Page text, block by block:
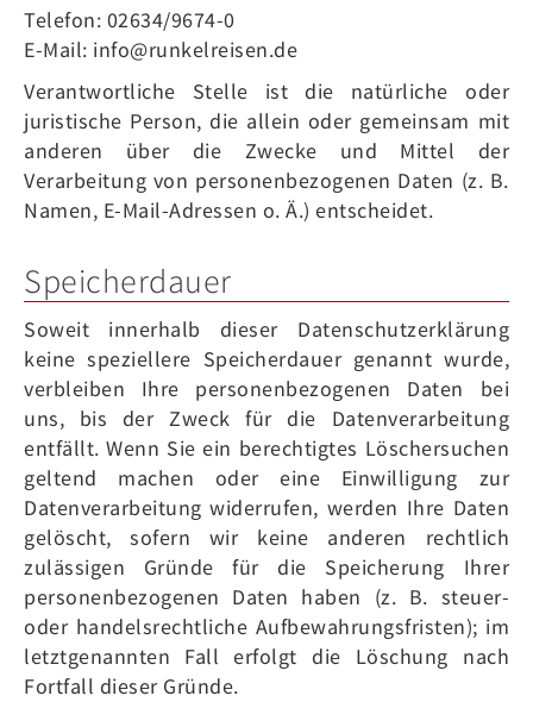
Telefon: 02634/9674-0
E-Mail: info@runkelreisen.de
Verantwortliche Stelle ist die natürliche oder
juristische Person, die allein oder gemeinsam mit
anderen über die Zwecke und Mittel der
Verarbeitung von personenbezogenen Daten (z. B.
Namen, E-Mail-Adressen o. Ä.) entscheidet.
Speicherdauer
Soweit innerhalb dieser Datenschutzerklärung
keine speziellere Speicherdauer genannt wurde,
verbleiben Ihre personenbezogenen Daten bei
uns, bis der Zweck für die Datenverarbeitung
entfällt. Wenn Sie ein berechtigtes Löschersuchen
geltend machen oder eine Einwilligung zur
Datenverarbeitung widerrufen, werden Ihre Daten
gelöscht, sofern wir keine anderen rechtlich
zulässigen Gründe für die Speicherung Ihrer
personenbezogenen Daten haben (z. B. steuer-
oder handelsrechtliche Aufbewahrungsfristen); im
letztgenannten Fall erfolgt die Löschung nach
Fortfall dieser Gründe.